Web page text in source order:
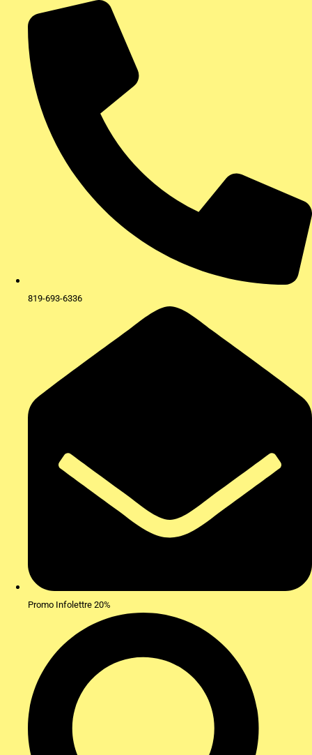
contenu
819-693-6336
Promo Infolettre 20%